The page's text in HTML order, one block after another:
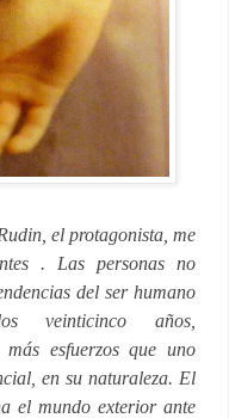
el protagonista, me
. Las personas no
del ser humano
veinticinco años,
esfuerzos que uno
en su naturaleza. El
el mundo exterior ante